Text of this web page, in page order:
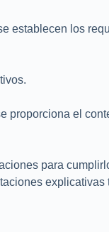
establecen los
proporciona el
para